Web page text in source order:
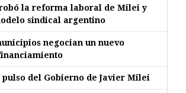
la reforma laboral de Milei y
sindical argentino
negocian un nuevo
pulso del Gobierno de Javier Milei